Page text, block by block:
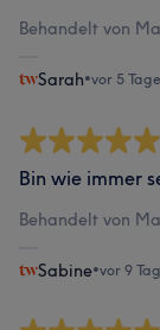
Behandelt von
Sarah•vor 5
Bin wie immer
Behandelt von
Sabine•vor 9